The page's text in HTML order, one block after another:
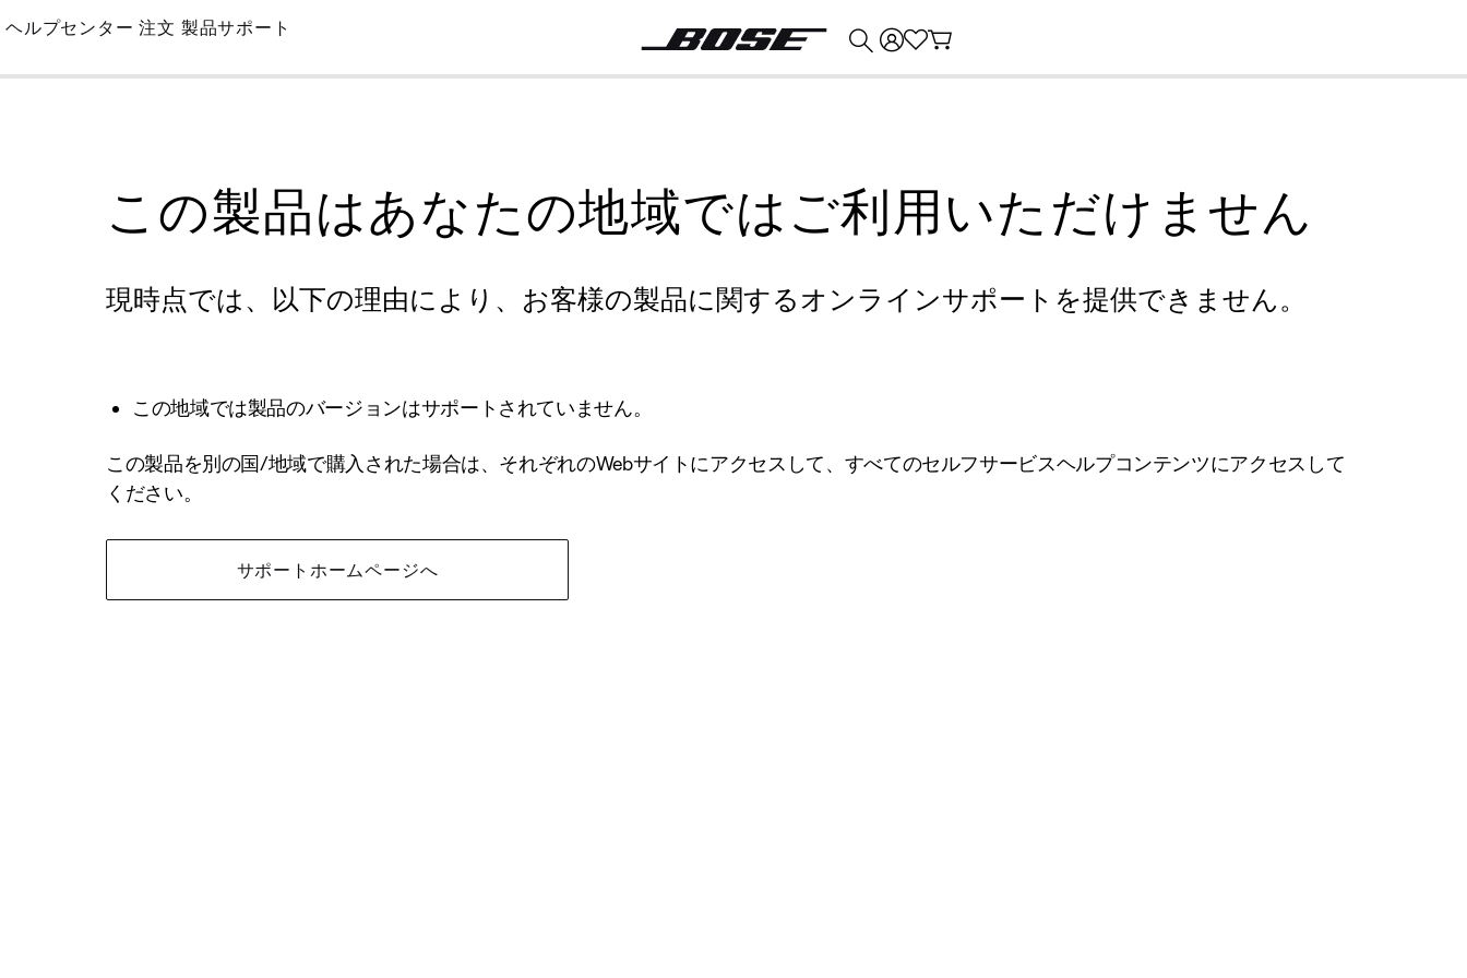
Skip
Main
ヘルプセンター 注文 製品サポート
この製品はあなたの地域ではご利用いただけません
現時点では、以下の理由により、お客様の製品に関するオンラインサポートを提供できません。
この地域では製品のバージョンはサポートされていません。
この製品を別の国/地域で購入された場合は、それぞれのWebサイトにアクセスして、すべてのセルフサービスヘルプコンテンツにアクセスして
ください。
サポートホームページへ